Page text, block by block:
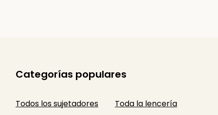
Categorías populares
Todos los sujetadores
Toda la lencería